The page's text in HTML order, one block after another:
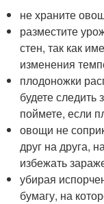
не храните
разместите
стен, так как
изменения
плодоножки
будете
поймете, если
овощи не
друг на друга,
избежать
убирая
бумагу, на